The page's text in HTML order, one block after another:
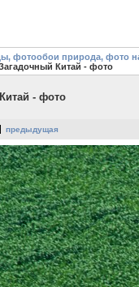
фотообои природа, фото
Китай - фото
- фото
предыдущая